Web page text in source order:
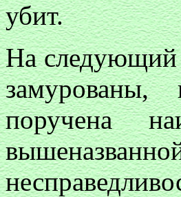
убит.
На следующий
поручена